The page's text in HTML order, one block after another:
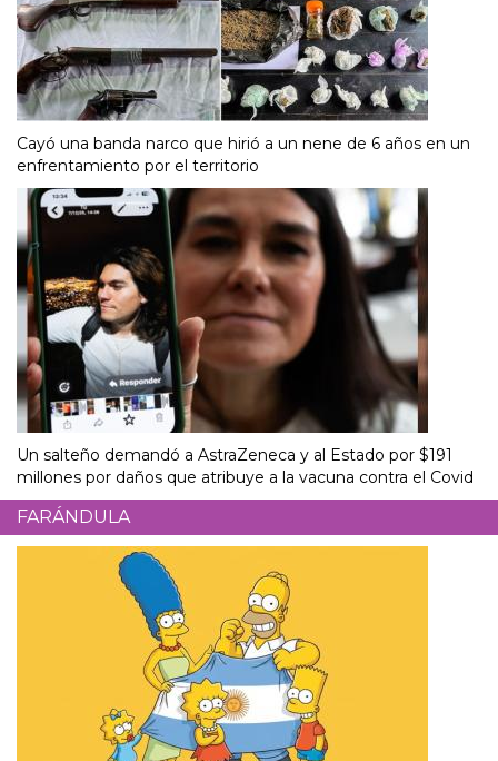
Cayó una banda narco que hirió a un nene de 6 años en un
enfrentamiento por el territorio
Un salteño demandó a AstraZeneca y al Estado por $191
millones por daños que atribuye a la vacuna contra el Covid
FARÁNDULA